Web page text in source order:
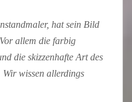
hat sein Bild
allem die farbig
die skizzenhafte Art des
wissen allerdings